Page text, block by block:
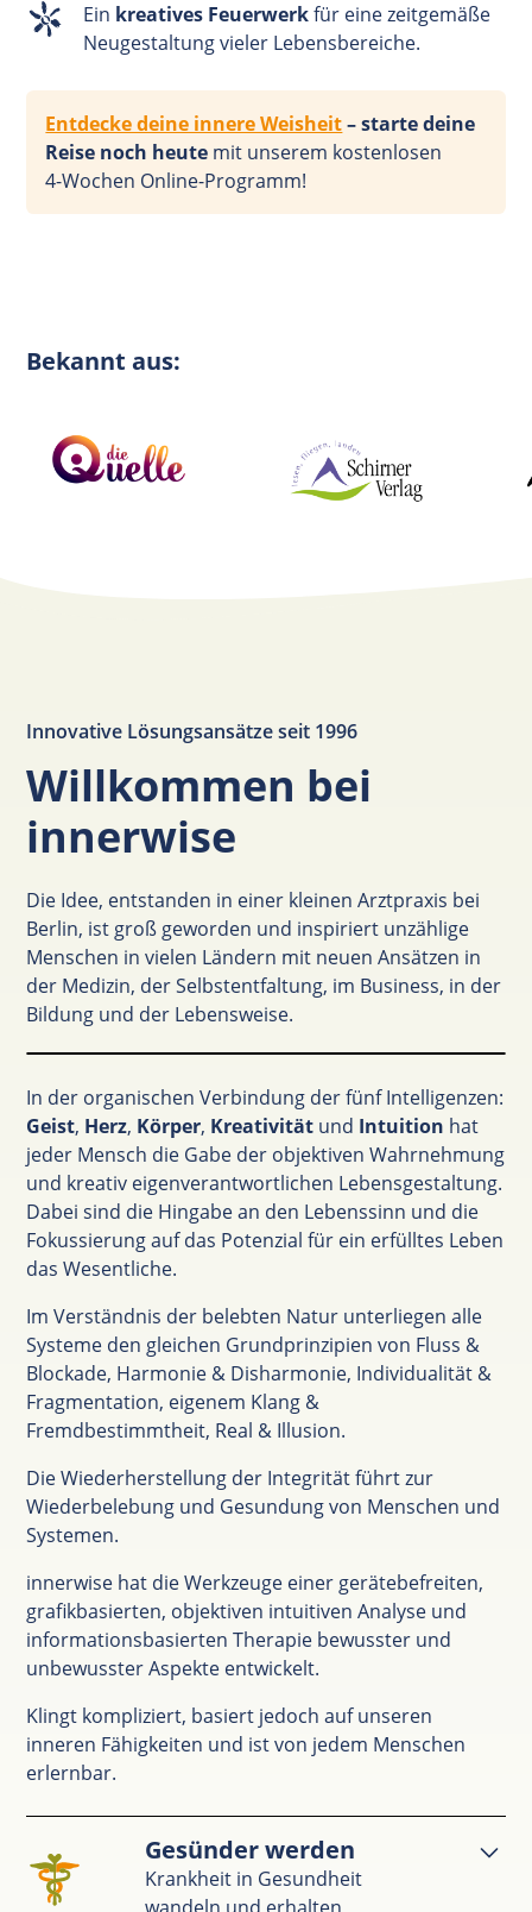
Ein kreatives Feuerwerkfür eine zeitgemäße
Neugestaltung vieler Lebensbereiche.
Entdecke deine innere Weisheit– starte deine
Reise noch heute mit unserem kostenlosen
4-Wochen Online-Programm!
Bekannt aus:
Innovative Lösungsansätze seit 1996
Willkommen bei
innerwise
Die Idee, entstanden in einer kleinen Arztpraxis bei
Berlin, ist groß geworden und inspiriert unzählige
Menschen in vielen Ländern mit neuen Ansätzen in
der Medizin, der Selbstentfaltung, im Business, in der
Bildung und der Lebensweise.
In der organischen Verbindung der fünf Intelligenzen:
Geist, Herz, Körper, Kreativität und Intuition hat
jeder Mensch die Gabe der objektiven Wahrnehmung
und kreativ eigenverantwortlichen Lebensgestaltung.
Dabei sind die Hingabe an den Lebenssinn und die
Fokussierung auf das Potenzial für ein erfülltes Leben
das Wesentliche.
Im Verständnis der belebten Natur unterliegen alle
Systeme den gleichen Grundprinzipien von Fluss &
Blockade, Harmonie & Disharmonie, Individualität &
Fragmentation, eigenem Klang &
Fremdbestimmtheit, Real & Illusion.
Die Wiederherstellung der Integrität führt zur
Wiederbelebung und Gesundung von Menschen und
Systemen.
innerwise hat die Werkzeuge einer gerätebefreiten,
grafikbasierten, objektiven intuitiven Analyse und
informationsbasierten Therapie bewusster und
unbewusster Aspekte entwickelt.
Klingt kompliziert, basiert jedoch auf unseren
inneren Fähigkeiten und ist von jedem Menschen
erlernbar.
Gesünder werden
Krankheit in Gesundheit